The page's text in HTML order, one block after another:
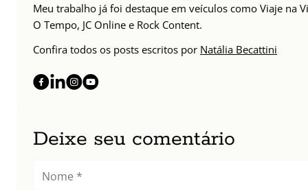
Meu trabalho já foi destaque em veículos como Viaje na
O Tempo, JC Online e Rock Content.
Confira todos os posts escritos por Natália Becattini
Deixe seu comentário